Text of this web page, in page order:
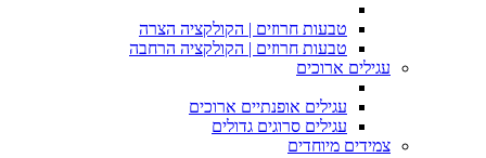
טבעות חרוזים | הקולקציה הצרה
טבעות חרוזים | הקולקציה הרחבה
עגילים ארוכים
עגילים אופנתיים ארוכים
עגילים סרוגים גדולים
צמידים מיוחדים